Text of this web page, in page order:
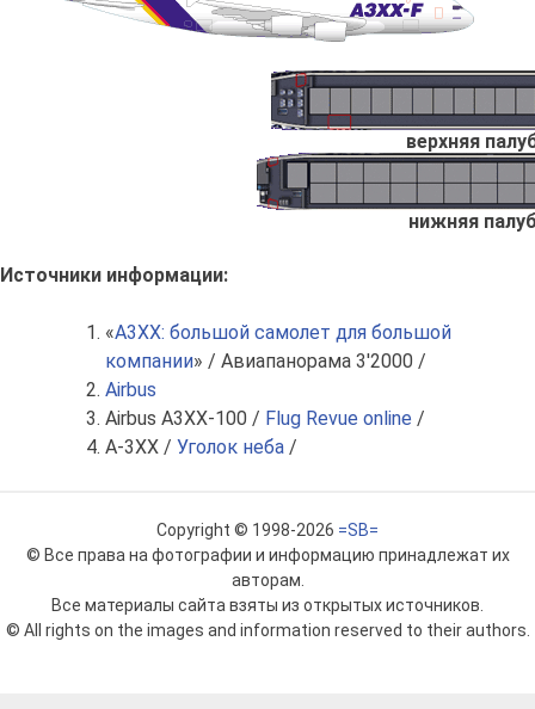
верхняя
нижняя
Источники информации:
«А3ХХ: большой самолет для большой
компании» / Авиапанорама 3'2000 /
Airbus
Airbus A3XX-100 / Flug Revue online /
A-3XX / Уголок неба /
Copyright © 1998-2026 =SB=
© Все права на фотографии и информацию принадлежат их
авторам.
Все материалы сайта взяты из открытых источников.
© All rights on the images and information reserved to their authors.